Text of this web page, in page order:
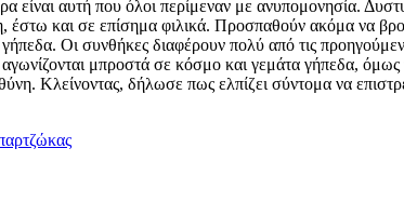
αυτή που όλοι περίμεναν με ανυπομονησία.
έστω και σε επίσημα φιλικά. Προσπαθούν ακόμα να
γήπεδα. Οι συνθήκες διαφέρουν πολύ από τις
μπροστά σε κόσμο και γεμάτα γήπεδα,
Κλείνοντας, δήλωσε πως ελπίζει σύντομα να